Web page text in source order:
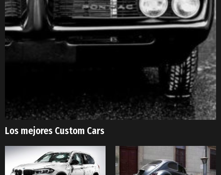
Los mejores Custom Cars